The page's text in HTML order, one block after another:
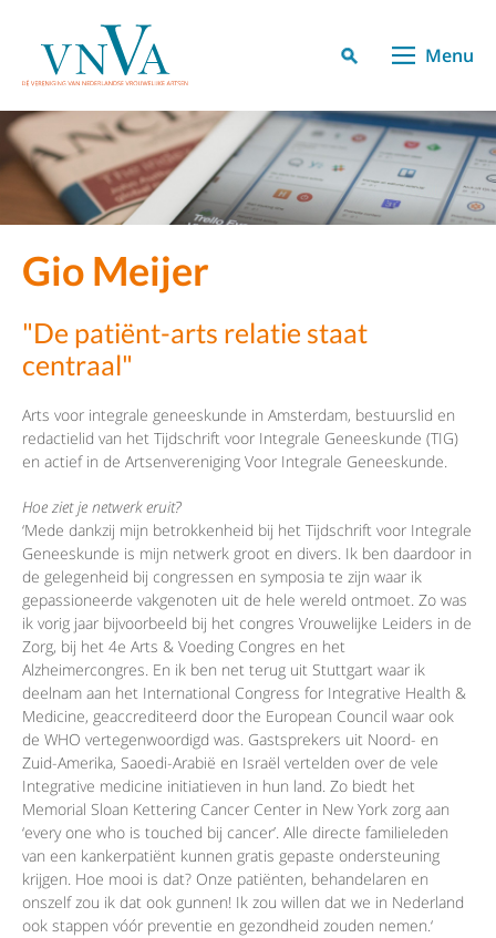
Menu
Gio Meijer
"De patiënt-arts relatie staat
centraal"
Arts voor integrale geneeskunde in Amsterdam, bestuurslid en
redactielid van het Tijdschrift voor Integrale Geneeskunde (TIG)
en actief in de Artsenvereniging Voor Integrale Geneeskunde.
Hoe ziet je netwerk eruit?
‘Mede dankzij mijn betrokkenheid bij het Tijdschrift voor Integrale
Geneeskunde is mijn netwerk groot en divers. Ik ben daardoor in
de gelegenheid bij congressen en symposia te zijn waar ik
gepassioneerde vakgenoten uit de hele wereld ontmoet. Zo was
ik vorig jaar bijvoorbeeld bij het congres Vrouwelijke Leiders in de
Zorg, bij het 4e Arts & Voeding Congres en het
Alzheimercongres. En ik ben net terug uit Stuttgart waar ik
deelnam aan het International Congress for Integrative Health &
Medicine, geaccrediteerd door the European Council waar ook
de WHO vertegenwoordigd was. Gastsprekers uit Noord- en
Zuid-Amerika, Saoedi-Arabië en Israël vertelden over de vele
Integrative medicine initiatieven in hun land. Zo biedt het
Memorial Sloan Kettering Cancer Center in New York zorg aan
‘every one who is touched bij cancer’. Alle directe familieleden
van een kankerpatiënt kunnen gratis gepaste ondersteuning
krijgen. Hoe mooi is dat? Onze patiënten, behandelaren en
onszelf zou ik dat ook gunnen! Ik zou willen dat we in Nederland
ook stappen vóór preventie en gezondheid zouden nemen.‘